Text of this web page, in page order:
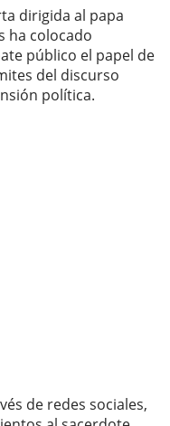
dirigida al papa
ha colocado
público el papel de
del discurso
política.
de redes sociales,